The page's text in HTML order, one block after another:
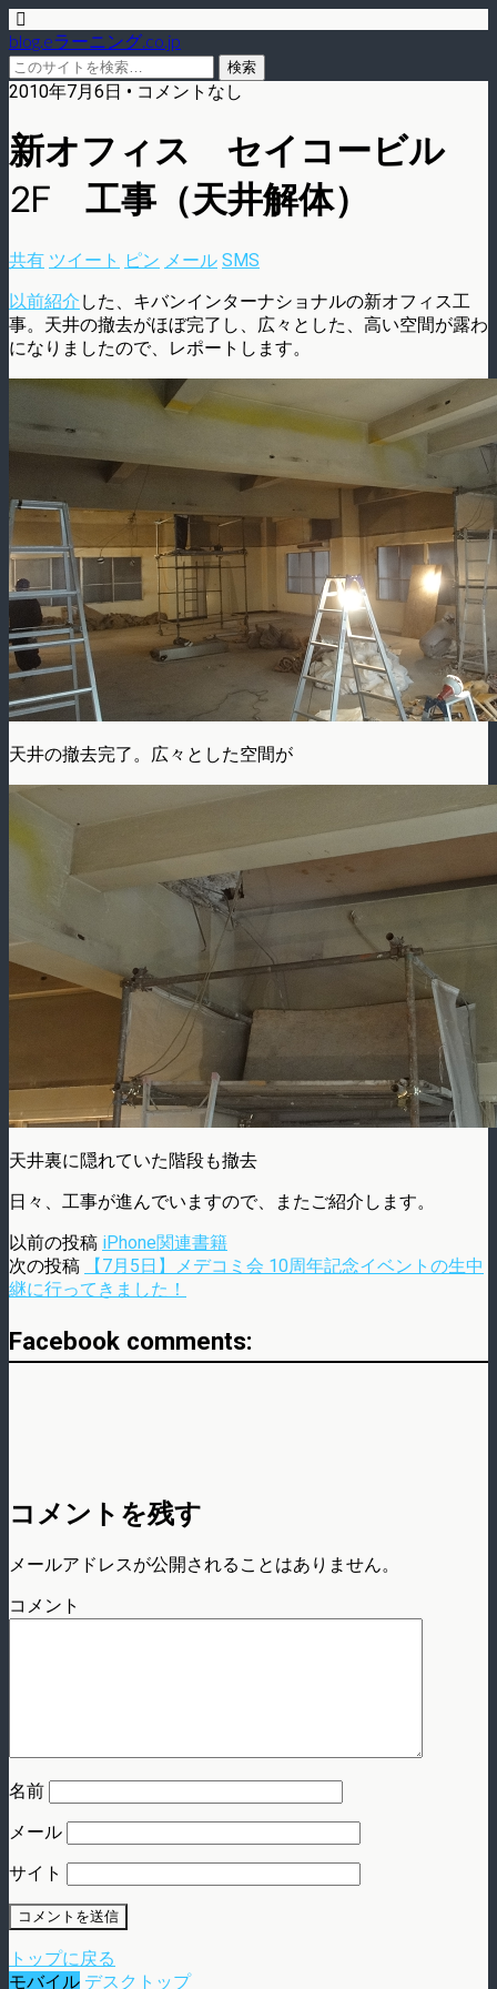
blog.eラーニング.co.jp
2010年7月6日 • コメントなし
新オフィス セイコービル
2F 工事（天井解体）
共有 ツイート ピン メール SMS
以前紹介 した、キバンインターナショナルの新オフィス工
事。天井の撤去がほぼ完了し、広々とした、高い空間が露わ
になりましたので、レポートします。
天井の撤去完了。広々とした空間が
天井裏に隠れていた階段も撤去
日々、工事が進んでいますので、またご紹介します。
以前の投稿 iPhone関連書籍
次の投稿
【7月5日】メデコミ会 10周年記念イベントの生中
継に行ってきました！
Facebook comments:
コメントを残す
メールアドレスが公開されることはありません。
コメント
名前
メール
サイト
トップに戻る
モバイル デスクトップ